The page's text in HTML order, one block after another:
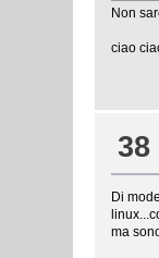
Non
ciao
38
Di
ma